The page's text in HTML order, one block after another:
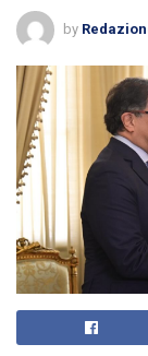
by